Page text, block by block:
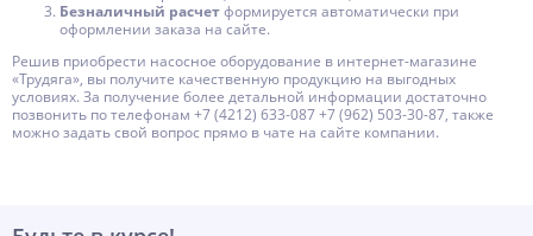
Безналичный расчетформируется автоматически при
оформлении заказа на сайте.
Решив приобрести насосное оборудование в интернет-магазине
«Трудяга», вы получите качественную продукцию на выгодных
условиях. За получение более детальной информации достаточно
позвонить по телефонам +7 (4212) 633-087 +7 (962) 503-30-87, также
можно задать свой вопрос прямо в чате на сайте компании.